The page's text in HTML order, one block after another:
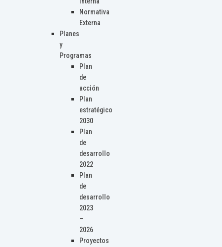
Normativa
Externa
Planes
y
Programas
Plan
de
acción
Plan
estratégico
2030
Plan
de
desarrollo
2022
Plan
de
desarrollo
2023
–
2026
Proyectos